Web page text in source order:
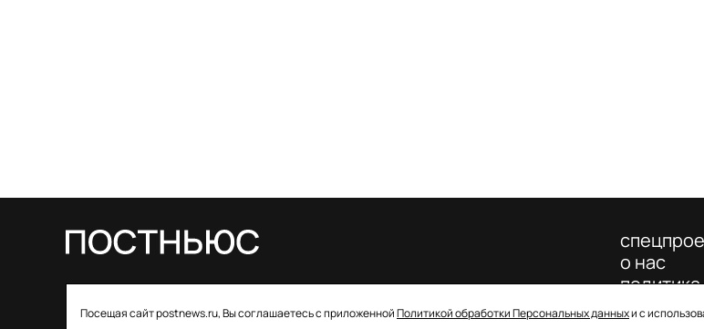
Посещая сайт postnews.ru, Вы соглашаетесь с приложеннойПолитикой обработки Персональных данныхи с
о регистрации СМИ: ЭЛ № ФС 77–85757 от 22 августа
о нас